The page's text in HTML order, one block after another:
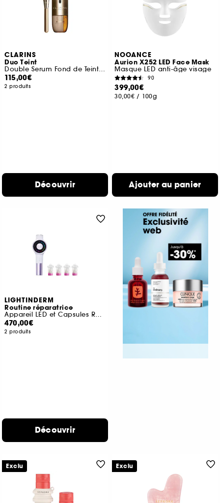
CLARINS
Duo Teint
Double Serum Fond de Teint et Pinceau Fond de Teint inspiré du Gua Sha
115,00€
2 produits
Découvrir
NOOANCE
Aurion X252 LED Face Mask
Masque LED anti-âge visage
90
399,00€
30,00€ / 100g
Ajouter au panier
LIGHTINDERM
Routine réparatrice
Appareil LED et Capsules Repair
470,00€
2 produits
Découvrir
Exclu Exclu